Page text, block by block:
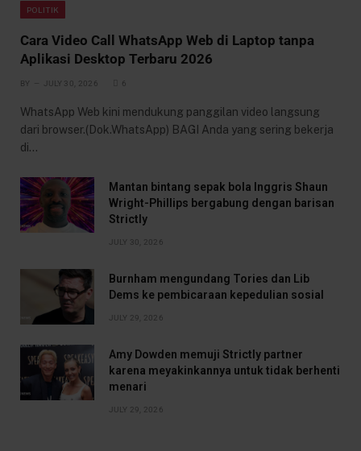
POLITIK
Cara Video Call WhatsApp Web di Laptop tanpa
Aplikasi Desktop Terbaru 2026
BY JULY 30, 2026 6
WhatsApp Web kini mendukung panggilan video langsung
dari browser.(Dok.WhatsApp) BAGI Anda yang sering bekerja
di…
Mantan bintang sepak bola Inggris Shaun
Wright-Phillips bergabung dengan barisan
Strictly
JULY 30, 2026
Burnham mengundang Tories dan Lib
Dems ke pembicaraan kepedulian sosial
JULY 29, 2026
Amy Dowden memuji Strictly partner
karena meyakinkannya untuk tidak berhenti
menari
JULY 29, 2026